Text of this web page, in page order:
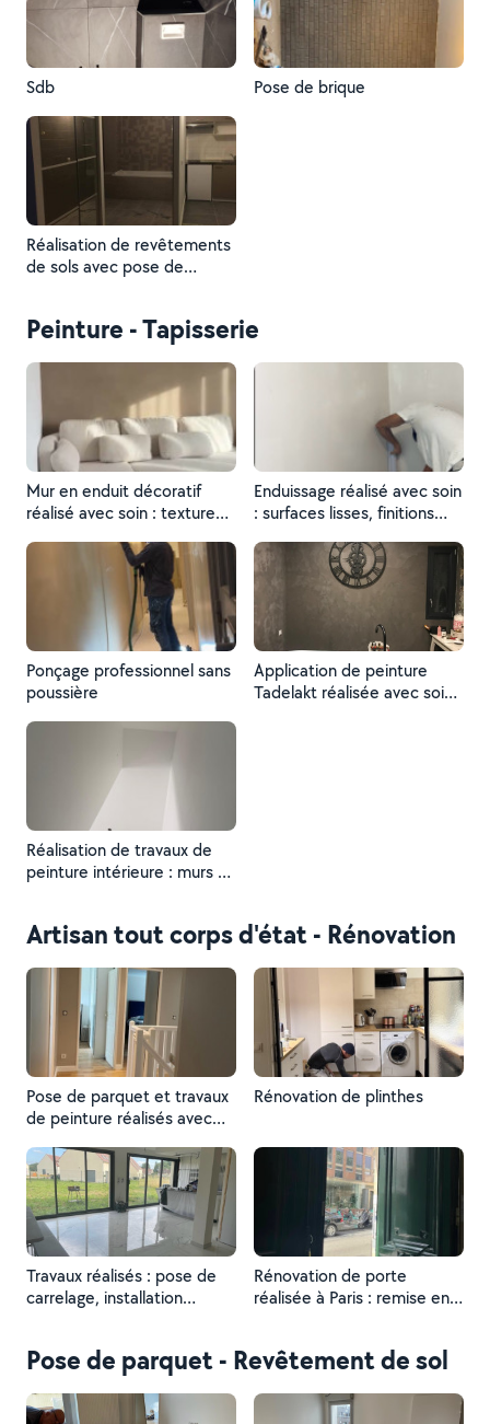
Sdb Pose de brique
Réalisation de revêtements
de sols avec pose de
finitions impeccables.
du chantier pour un rendu
esthétique, durable et
harmonieux.
Peinture - Tapisserie
Mur en enduit décoratif
réalisé avec soin : texture
soignées pour un rendu
unique et moderne.
Enduissage réalisé avec soin
: surfaces lisses, finitions
impeccable.
Ponçage professionnel sans
poussière
Application de peinture
Tadelakt réalisée avec soin :
Réalisation de travaux de
peinture intérieure : murs et
propre et soignée.
blanche pour un rendu
lumineux et moderne, avec
des angles nets et une
surface uniforme.
Artisan tout corps d'état - Rénovation
Pose de parquet et travaux
de peinture réalisés avec
rendu moderne et
harmonieux.
Rénovation de plinthes
Travaux réalisés : pose de
carrelage, installation
propre, moderne et soigné.
Rénovation de porte
réalisée à Paris : remise en
Pose de parquet - Revêtement de sol